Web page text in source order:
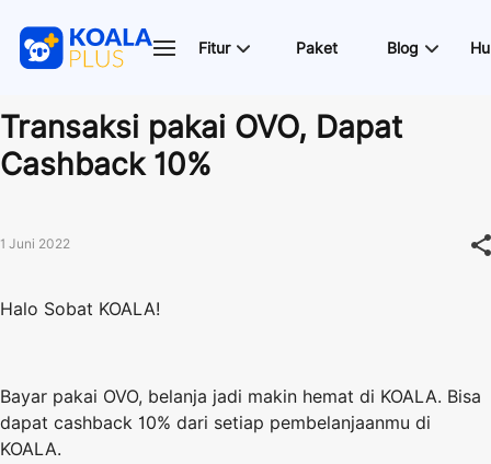
Fitur Paket Blog
Transaksi pakai OVO, Dapat
Cashback 10%
1 Juni 2022
Halo Sobat KOALA!
Bayar pakai OVO, belanja jadi makin hemat di KOALA. Bisa
dapat cashback 10% dari setiap pembelanjaanmu di
KOALA.